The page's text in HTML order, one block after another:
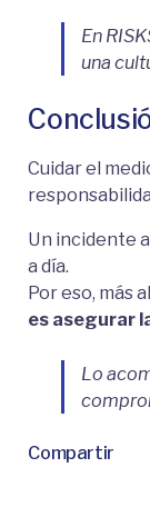
En
una
Cuidar el
Un incidente
a día.
Por eso, más
es asegurar
Lo
Compartir